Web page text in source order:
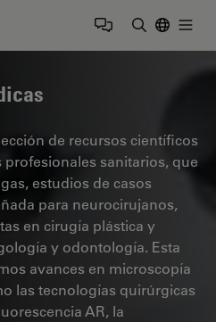
de recursos científicos
sanitarios, que
estudios de casos
para neurocirujanos,
en cirugía plástica y
y odontología. Esta
avances en microscopía
las tecnologías quirúrgicas
AR, la